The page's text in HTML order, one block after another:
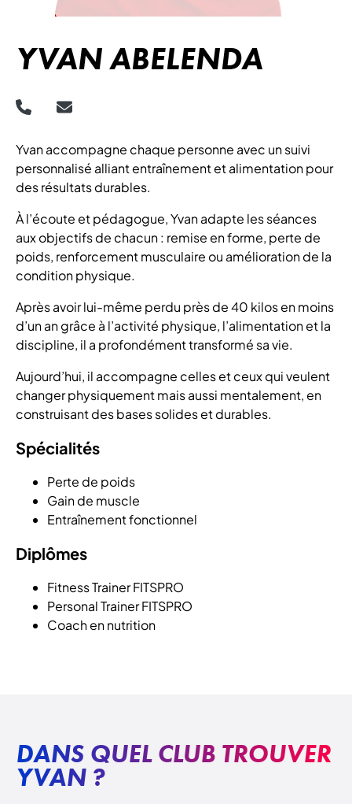
YVAN ABELENDA
Yvan accompagne chaque personne avec un suivi
personnalisé alliant entraînement et alimentation pour
des résultats durables.
À l’écoute et pédagogue, Yvan adapte les séances
aux objectifs de chacun : remise en forme, perte de
poids, renforcement musculaire ou amélioration de la
condition physique.
Après avoir lui-même perdu près de 40 kilos en moins
d’un an grâce à l’activité physique, l’alimentation et la
discipline, il a profondément transformé sa vie.
Aujourd’hui, il accompagne celles et ceux qui veulent
changer physiquement mais aussi mentalement, en
construisant des bases solides et durables.
Spécialités
Perte de poids
Gain de muscle
Entraînement fonctionnel
Diplômes
Fitness Trainer FITSPRO
Personal Trainer FITSPRO
Coach en nutrition
DANS QUEL CLUB TROUVER
YVAN ?